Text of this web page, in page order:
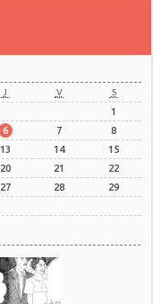
J V S
1
6 7
8
13 14
15
20 21
22
27 28
29